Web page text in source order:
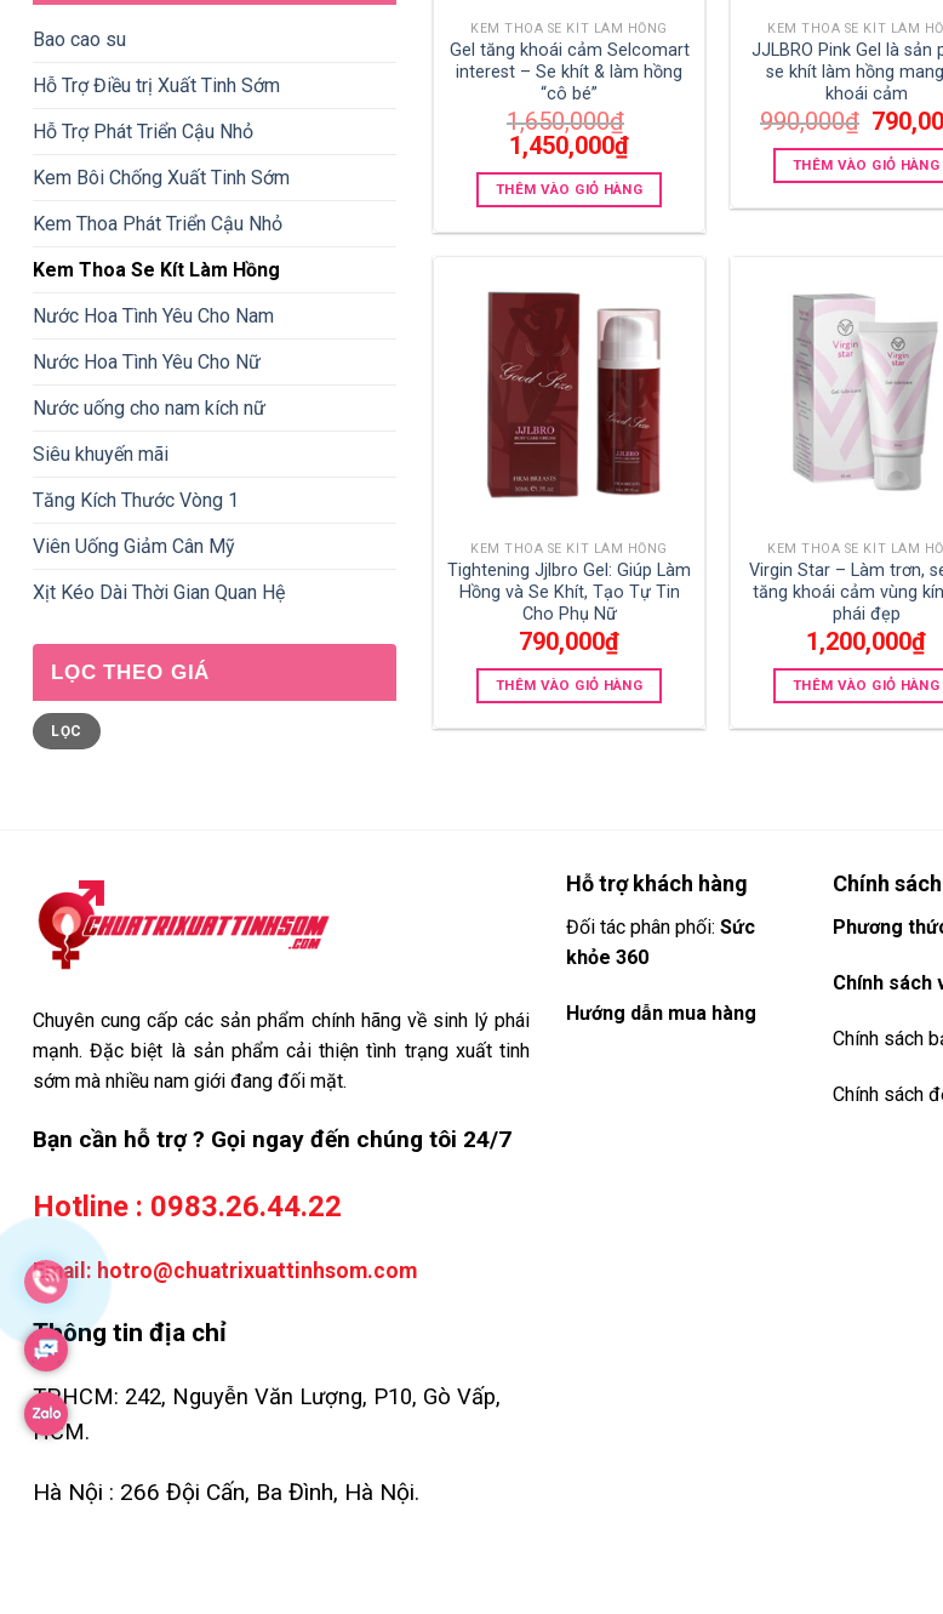
Bao cao su
Hỗ Trợ Điều trị Xuất Tinh Sớm
Hỗ Trợ Phát Triển Cậu Nhỏ
Kem Bôi Chống Xuất Tinh Sớm
Kem Thoa Phát Triển Cậu Nhỏ
Kem Thoa Se Kít Làm Hồng
Nước Hoa Tình Yêu Cho Nam
Nước Hoa Tình Yêu Cho Nữ
Nước uống cho nam kích nữ
Siêu khuyến mãi
Tăng Kích Thước Vòng 1
Viên Uống Giảm Cân Mỹ
Xịt Kéo Dài Thời Gian Quan Hệ
LỌC THEO GIÁ
Giá
tối
thiểu
Giá
tối
đa
LỌC
KEM THOA SE KÍT LÀM HỒNG
Gel tăng khoái cảm Selcomart
interest – Se khít & làm hồng
“cô bé”
1,650,000₫
Giá
gốc
là:
1,650,000₫.
1,450,000₫Giá
tại
là:
1,450,000₫.
THÊM VÀO GIỎ HÀNG
KEM THOA SE KÍT LÀM
JJLBRO Pink Gel là sản
se khít làm hồng
khoái cảm
990,000₫
Giá
gốc
là:
990,000₫.
THÊM VÀO GIỎ HÀNG
KEM THOA SE KÍT LÀM HỒNG
Tightening Jjlbro Gel: Giúp Làm
Hồng và Se Khít, Tạo Tự Tin
Cho Phụ Nữ
790,000₫
THÊM VÀO GIỎ HÀNG
KEM THOA SE KÍT LÀM
Virgin Star – Làm trơn,
tăng khoái cảm vùng
phái đẹp
1,200,000₫
THÊM VÀO GIỎ HÀNG
Chuyên cung cấp các sản phẩm chính hãng về sinh lý phái
mạnh. Đặc biệt là sản phẩm cải thiện tình trạng xuất tinh
sớm mà nhiều nam giới đang đối mặt.
Bạn cần hỗ trợ ? Gọi ngay đến chúng tôi 24/7
Hotline : 0983.26.44.22
Email: hotro@chuatrixuattinhsom.com
Thông tin địa chỉ
TP.HCM: 242, Nguyễn Văn Lượng, P10, Gò Vấp,
HCM.
Hà Nội : 266 Đội Cấn, Ba Đình, Hà Nội.
Hỗ trợ khách hàng
Đối tác phân phối: Sức
khỏe 360
Hướng dẫn mua hàng
Chính
Phương
Chính sách
Chính sách
Chính sách